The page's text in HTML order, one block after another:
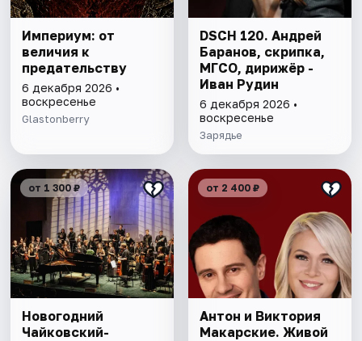
Империум: от
величия к
предательству
6 декабря 2026 •
воскресенье
Glastonberry
DSCH 120. Андрей
Баранов, скрипка,
МГСО, дирижёр -
Иван Рудин
6 декабря 2026 •
воскресенье
Зарядье
от 1 300 ₽
Новогодний
Чайковский-
от 2 400 ₽
Антон и Виктория
Макарские. Живой